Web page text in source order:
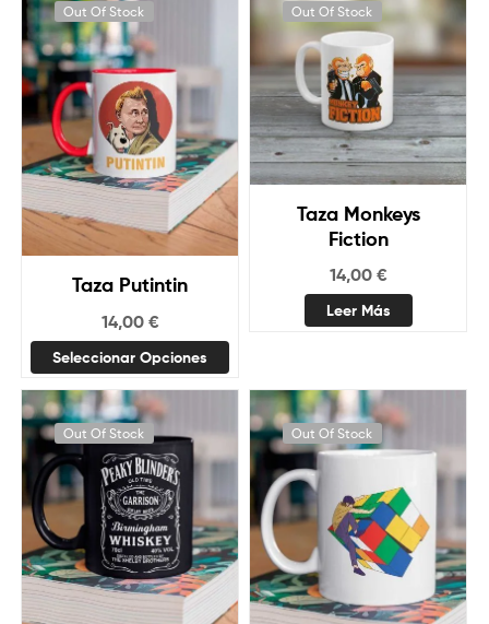
Out Of Stock
Taza Putintin
14,00 €
Seleccionar Opciones
Out Of Stock
Taza Monkeys
Fiction
14,00 €
Leer Más
Out Of Stock Out Of Stock